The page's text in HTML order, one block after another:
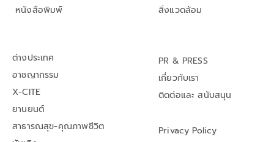
หนังสือพิมพ์
สิ่งแวดล้อม
ต่างประเทศ
อาชญากรรม
X-CITE
ยานยนต์
สาธารณสุข-คุณภาพชีวิต
PR & PRESS
เกี่ยวกับเรา
ติดต่อและ สนับสนุน
Privacy Policy